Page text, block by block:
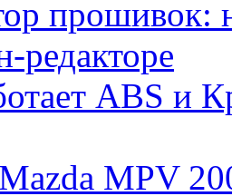
прошивок:
редакторе
ABS и
MPV